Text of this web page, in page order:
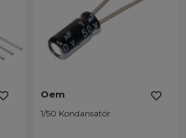
Oem
1/50 Kondansatör